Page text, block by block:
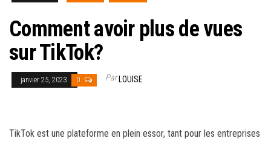
Comment avoir plus de vues
sur TikTok?
janvier 25, 2023 0 ParLOUISE
TikTok est une plateforme en plein essor, tant pour les entreprises